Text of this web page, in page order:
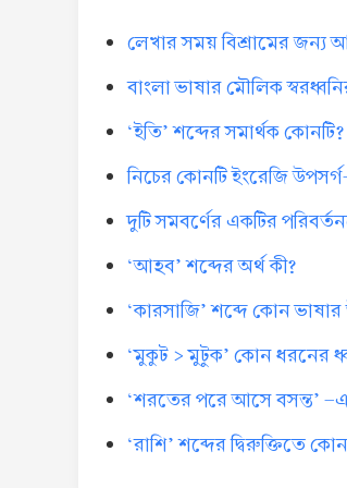
লেখার সময় বিশ্রামের জন্য
বাংলা ভাষার মৌলিক
‘ইতি’ শব্দের সমার্থক কোনটি?
নিচের কোনটি ইংরেজি
দুটি সমবর্ণের একটির
‘আহব’ শব্দের অর্থ কী?
‘কারসাজি’ শব্দে কোন
‘মুকুট > মুটুক’ কোন ধরনের
‘শরতের পরে আসে বসন্ত’ -এ
‘রাশি’ শব্দের দ্বিরুক্তিতে